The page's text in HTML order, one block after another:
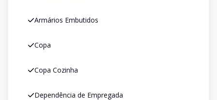
Armários Embutidos
Copa
Copa Cozinha
Dependência de Empregada